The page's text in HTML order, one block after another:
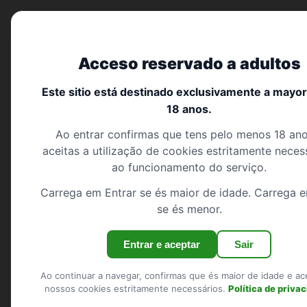
Acceso reservado a adultos
Este sitio está destinado exclusivamente a
18 anos.
Ao entrar confirmas que tens pelo menos 18
aceitas a utilização de cookies estritamente
ao funcionamento do serviço.
Carrega em Entrar se és maior de idade. Carrega
se és menor.
Entrar e aceptar Sair
Ao continuar a navegar, confirmas que és maior de idade e
nossos cookies estritamente necessários. Política de
Registo
Santarém
Aveiro
NUEVO
Descobre 3983
portugal.